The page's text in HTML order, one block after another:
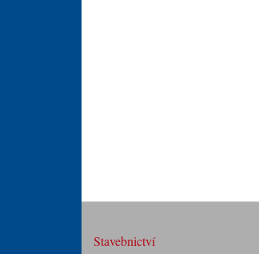
Stavebnictví